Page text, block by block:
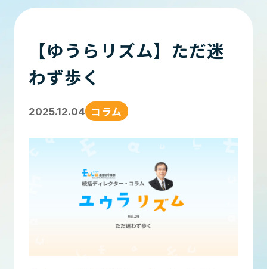
【ゆうらリズム】ただ迷
わず歩く
2025.12.04 コラム